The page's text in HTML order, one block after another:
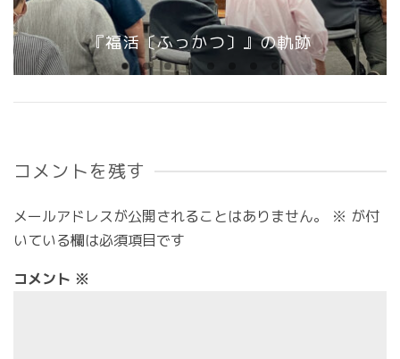
『福活〔ふっかつ〕』の軌跡
コメントを残す
メールアドレスが公開されることはありません。 ※ が付
いている欄は必須項目です
コメント ※